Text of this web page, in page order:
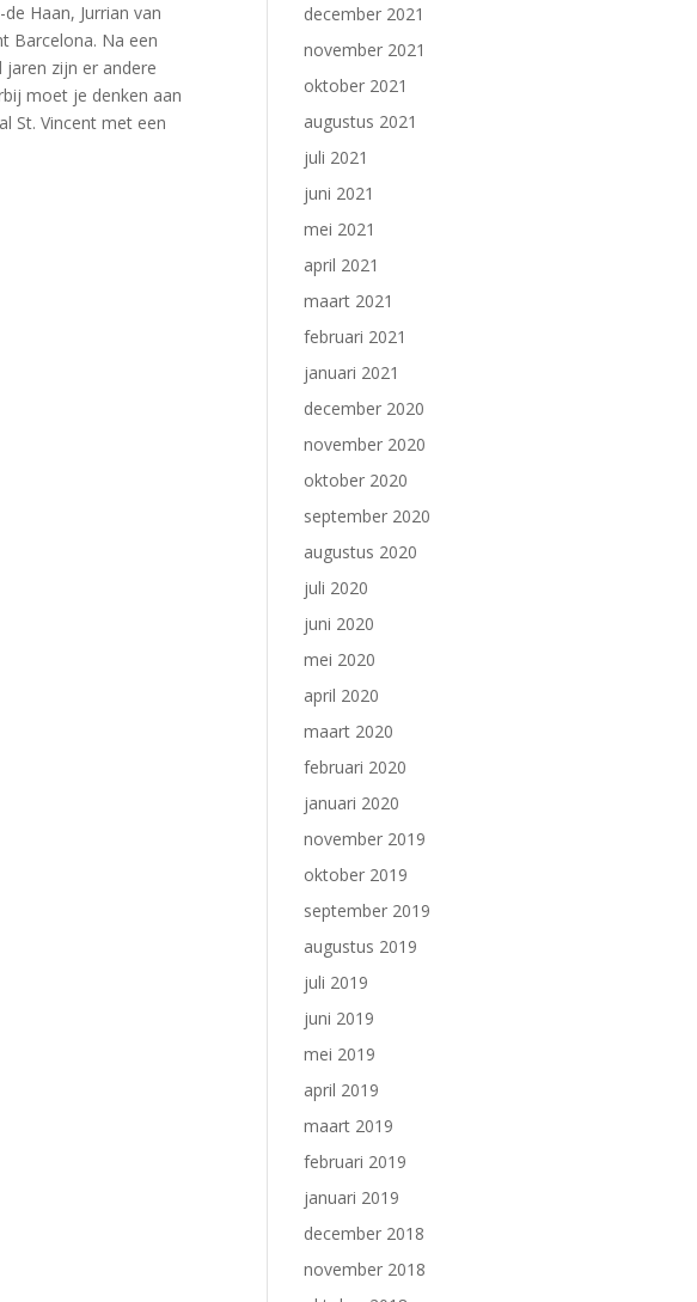
Haan, Jurrian van
Barcelona. Na een
zijn er andere
moet je denken aan
St. Vincent met een
december 2021
november 2021
oktober 2021
augustus 2021
juli 2021
juni 2021
mei 2021
april 2021
maart 2021
februari 2021
januari 2021
december 2020
november 2020
oktober 2020
september 2020
augustus 2020
juli 2020
juni 2020
mei 2020
april 2020
maart 2020
februari 2020
januari 2020
november 2019
oktober 2019
september 2019
augustus 2019
juli 2019
juni 2019
mei 2019
april 2019
maart 2019
februari 2019
januari 2019
december 2018
november 2018